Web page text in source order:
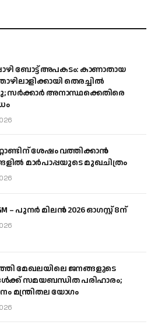
ബോട്ട് അപകടം: കാണാതായ
തെരച്ചിൽ
സർക്കാർ അനാസ്ഥക്കെതിരെ
ശേഷം വത്തിക്കാൻ
മാർപാപ്പയുടെ മുഖചിത്രം
– പുനർ മിലൻ 2026 ഓഗസ്റ്റ് 8ന്
മേഖലയിലെ ജനങ്ങളുടെ
സമയബന്ധിത പരിഹാരം;
മന്ത്രിതല യോഗം